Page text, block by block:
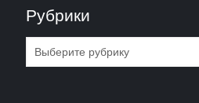
Рубрики
Рубрики